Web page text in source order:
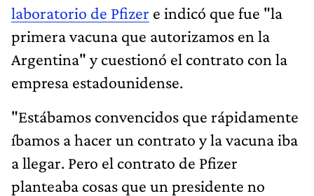
laboratorio de Pfizer e indicó que fue "la
primera vacuna que autorizamos en la
Argentina" y cuestionó el contrato con la
empresa estadounidense.
"Estábamos convencidos que rápidamente
íbamos a hacer un contrato y la vacuna iba
a llegar. Pero el contrato de Pfizer
planteaba cosas que un presidente no